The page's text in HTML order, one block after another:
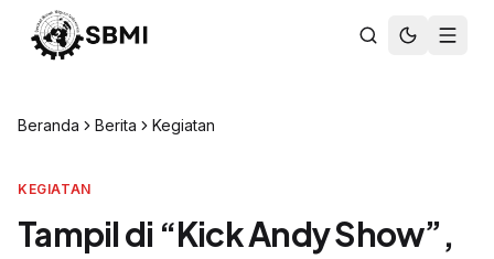
Beranda Berita Kegiatan
KEGIATAN
Tampil di “Kick Andy Show”,